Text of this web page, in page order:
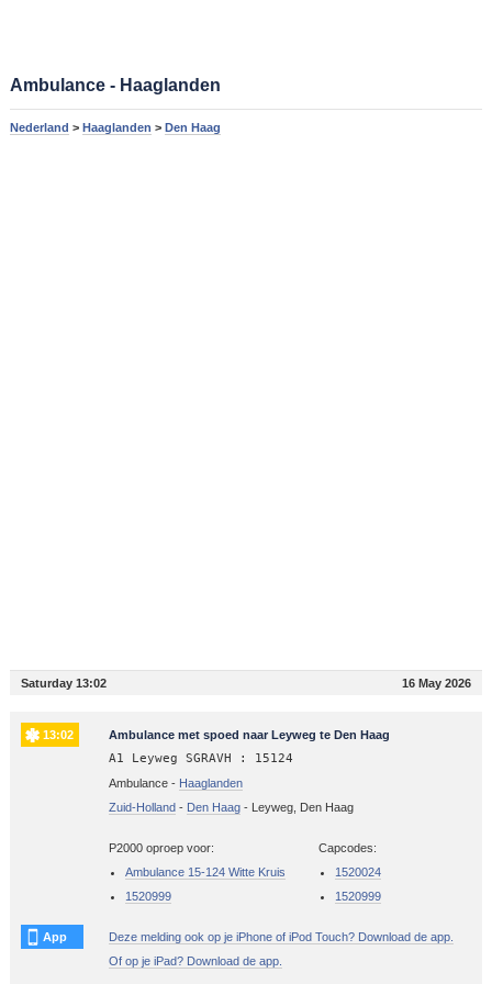
Ambulance - Haaglanden
Nederland > Haaglanden > Den Haag
Saturday 13:02 16 May 2026
13:02 Ambulance met spoed naar Leyweg te Den Haag
A1 Leyweg SGRAVH : 15124
Ambulance - Haaglanden
Zuid-Holland- Den Haag- Leyweg, Den Haag
P2000 oproep voor:
Ambulance 15-124 Witte Kruis
1520999
Capcodes:
1520024
1520999
App
Deze melding ook op je iPhone of iPod Touch? Download de app.
Of op je iPad? Download de app.